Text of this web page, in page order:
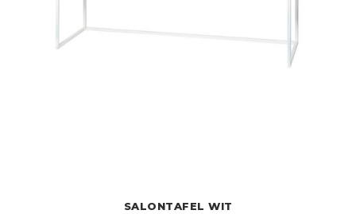
SALONTAFEL WIT